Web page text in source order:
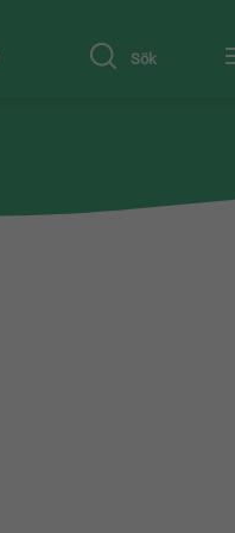
Sök